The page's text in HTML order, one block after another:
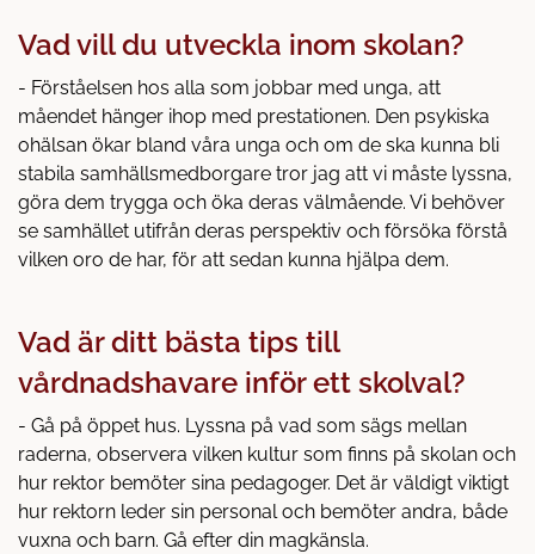
Vad vill du utveckla inom skolan?
- Förståelsen hos alla som jobbar med unga, att
måendet hänger ihop med prestationen. Den psykiska
ohälsan ökar bland våra unga och om de ska kunna bli
stabila samhällsmedborgare tror jag att vi måste lyssna,
göra dem trygga och öka deras välmående. Vi behöver
se samhället utifrån deras perspektiv och försöka förstå
vilken oro de har, för att sedan kunna hjälpa dem.
Vad är ditt bästa tips till
vårdnadshavare inför ett skolval?
- Gå på öppet hus. Lyssna på vad som sägs mellan
raderna, observera vilken kultur som finns på skolan och
hur rektor bemöter sina pedagoger. Det är väldigt viktigt
hur rektorn leder sin personal och bemöter andra, både
vuxna och barn. Gå efter din magkänsla.